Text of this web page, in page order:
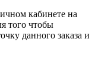
кабинете на
того чтобы
данного заказа и